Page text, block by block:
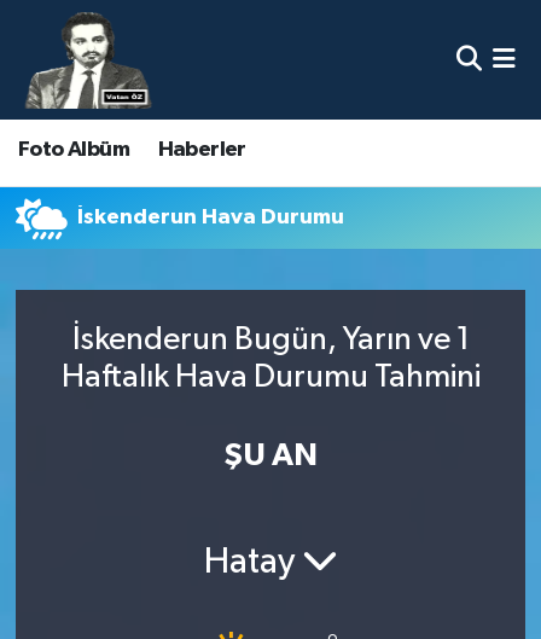
Foto Albüm Haberler
İskenderun Hava Durumu
İskenderun Bugün, Yarın ve 1
Haftalık Hava Durumu Tahmini
ŞU AN
Hatay
Nöbetçi Eczaneler
Hava Durumu
Namaz Vakitleri
Süper Lig Puan Durumu ve Fikstür
Son Dakika Haberleri